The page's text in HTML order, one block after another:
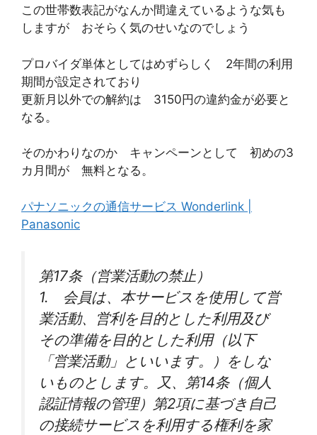
この世帯数表記がなんか間違えているような気も
しますが おそらく気のせいなのでしょう
プロバイダ単体としてはめずらしく 2年間の利用
期間が設定されており
更新月以外での解約は 3150円の違約金が必要と
なる。
そのかわりなのか キャンペーンとして 初めの3
カ月間が 無料となる。
パナソニックの通信サービス Wonderlink |
Panasonic
第17条（営業活動の禁止）
1. 会員は、本サービスを使用して営
業活動、営利を目的とした利用及び
その準備を目的とした利用（以下
「営業活動」といいます。）をしな
いものとします。又、第14条（個人
認証情報の管理）第2項に基づき自己
の接続サービスを利用する権利を家